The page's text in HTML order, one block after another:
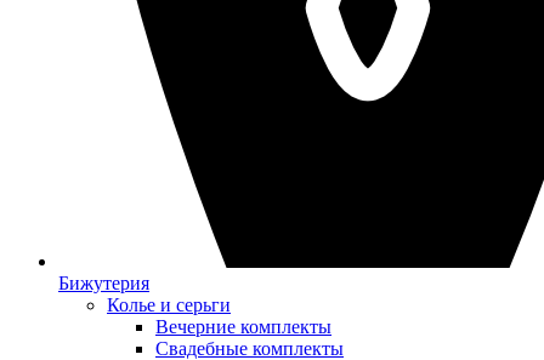
Бижутерия
Колье и серьги
Вечерние комплекты
Свадебные комплекты